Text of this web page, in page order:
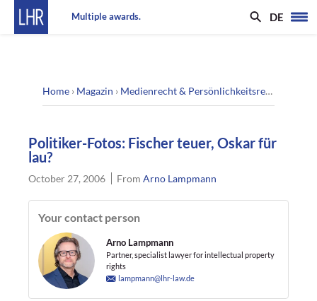
Multiple awards. DE
Home › Magazin › Medienrecht & Persönlichkeitsrecht
Politiker-Fotos: Fischer teuer, Oskar für
lau?
October 27, 2006 FromArno Lampmann
Your contact person
Arno Lampmann
Partner, specialist lawyer for intellectual property
rights
lampmann@lhr-law.de